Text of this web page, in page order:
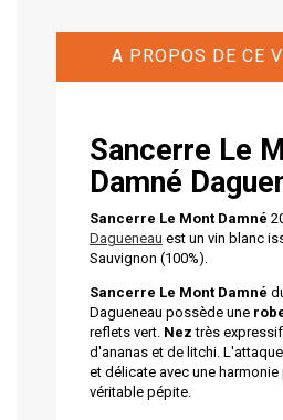
A PROPOS DE CE
Sancerre Le
Damné
Sancerre Le Mont Damné
Dagueneau est un vin blanc
Sauvignon (100%).
Sancerre Le Mont Damné
Dagueneau possède une
reflets vert. Nez très
d'ananas et de litchi.
et délicate avec une harmonie
véritable pépite.